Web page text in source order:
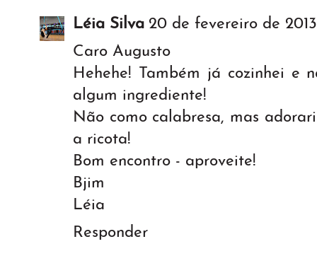
Léia Silva 20 de fevereiro de
Caro Augusto
Hehehe! Também já cozinhei e
algum ingrediente!
Não como calabresa, mas
a ricota!
Bom encontro - aproveite!
Bjim
Léia
Responder